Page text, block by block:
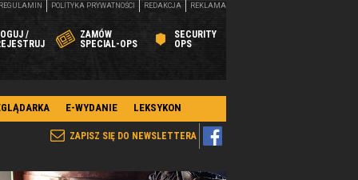
/
ZAMÓW
SPECIAL-OPS
SECURITY
OPS
POLITYKA PRYWATNOŚCI REDAKCJA REKLAMA
E-WYDANIE LEKSYKON
ZAPISZ SIĘ DO NEWSLETTERA